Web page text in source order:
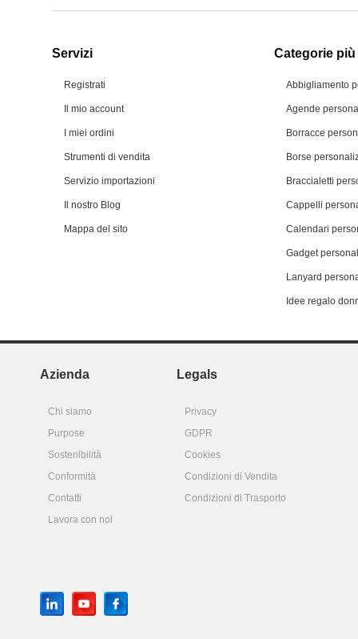
Servizi
Registrati
Il mio account
I miei ordini
Strumenti di vendita
Servizio importazioni
Il nostro Blog
Mappa del sito
Categorie
Abbigliamento
Agende
Borracce
Borse
Braccialetti
Cappelli
Calendari
Gadget
Lanyard
Idee regalo
Azienda Legals
Chi siamo
Privacy
Purpose
GDPR
Sostenibilità
Cookies
Conformità
Condizioni di Vendita
Contatti
Condizioni di Trasporto
Lavora con noi